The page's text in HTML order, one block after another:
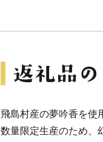
飛島村産の夢吟香を使
数量限定生産のため、